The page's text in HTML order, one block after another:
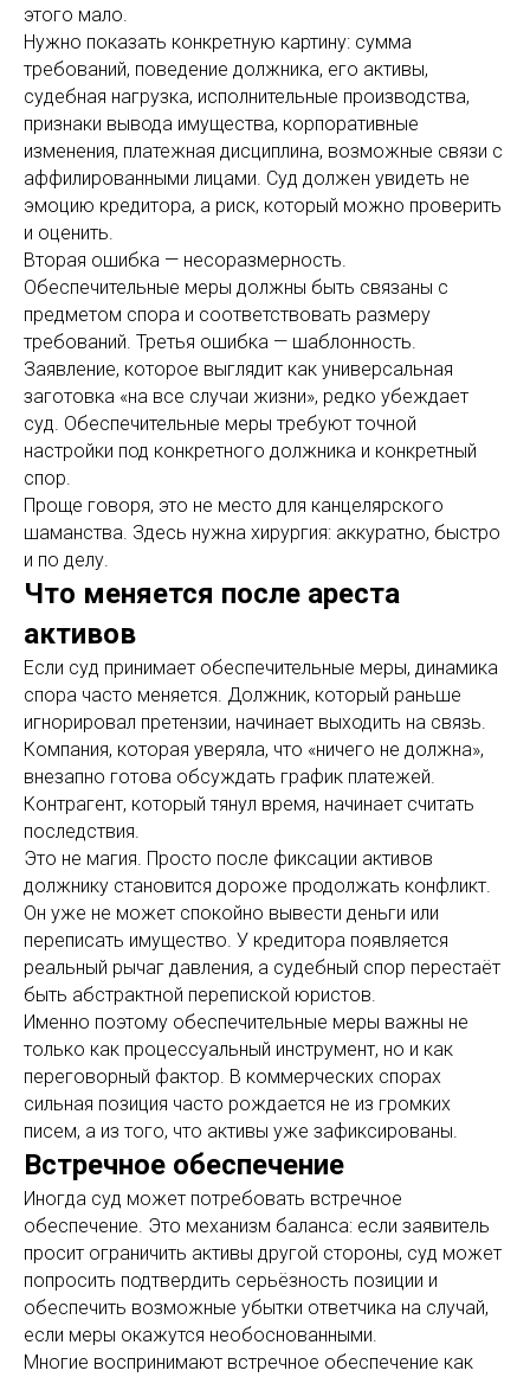
этого мало.
Нужно показать конкретную картину: сумма
требований, поведение должника, его активы,
судебная нагрузка, исполнительные производства,
признаки вывода имущества, корпоративные
изменения, платежная дисциплина, возможные связи с
аффилированными лицами. Суд должен увидеть не
эмоцию кредитора, а риск, который можно проверить
и оценить.
Вторая ошибка — несоразмерность.
Обеспечительные меры должны быть связаны с
предметом спора и соответствовать размеру
требований. Третья ошибка — шаблонность.
Заявление, которое выглядит как универсальная
заготовка «на все случаи жизни», редко убеждает
суд. Обеспечительные меры требуют точной
настройки под конкретного должника и конкретный
спор.
Проще говоря, это не место для канцелярского
шаманства. Здесь нужна хирургия: аккуратно, быстро
и по делу.
Что меняется после ареста
активов
Если суд принимает обеспечительные меры, динамика
спора часто меняется. Должник, который раньше
игнорировал претензии, начинает выходить на связь.
Компания, которая уверяла, что «ничего не должна»,
внезапно готова обсуждать график платежей.
Контрагент, который тянул время, начинает считать
последствия.
Это не магия. Просто после фиксации активов
должнику становится дороже продолжать конфликт.
Он уже не может спокойно вывести деньги или
переписать имущество. У кредитора появляется
реальный рычаг давления, а судебный спор перестаёт
быть абстрактной перепиской юристов.
Именно поэтому обеспечительные меры важны не
только как процессуальный инструмент, но и как
переговорный фактор. В коммерческих спорах
сильная позиция часто рождается не из громких
писем, а из того, что активы уже зафиксированы.
Встречное обеспечение
Иногда суд может потребовать встречное
обеспечение. Это механизм баланса: если заявитель
просит ограничить активы другой стороны, суд может
попросить подтвердить серьёзность позиции и
обеспечить возможные убытки ответчика на случай,
если меры окажутся необоснованными.
Многие воспринимают встречное обеспечение как